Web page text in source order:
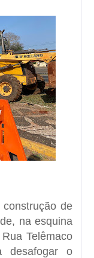
de
na esquina
Telêmaco
desafogar o